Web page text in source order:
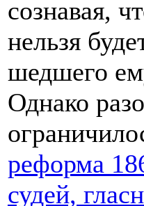
сознавая,
нельзя
шедшего
Однако
реформа
судей,